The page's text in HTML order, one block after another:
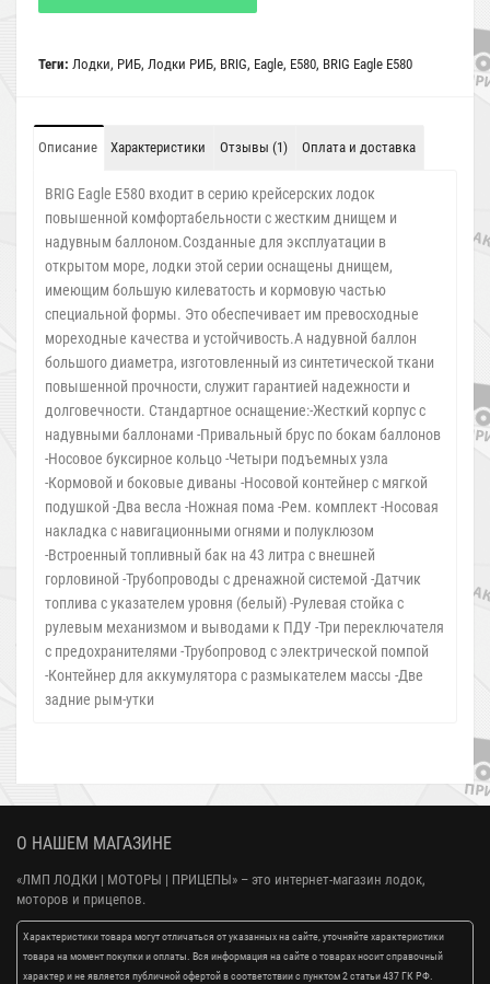
Теги: Лодки, РИБ, Лодки РИБ, BRIG, Eagle, E580, BRIG Eagle E580
Описание Характеристики Отзывы (1) Оплата и доставка
BRIG Eagle E580 входит в серию крейсерских лодок
повышенной комфортабельности с жестким днищем и
надувным баллоном.Созданные для эксплуатации в
открытом море, лодки этой серии оснащены днищем,
имеющим большую килеватость и кормовую частью
специальной формы. Это обеспечивает им превосходные
мореходные качества и устойчивость.А надувной баллон
большого диаметра, изготовленный из синтетической ткани
повышенной прочности, служит гарантией надежности и
долговечности. Стандартное оснащение:-Жесткий корпус с
надувными баллонами -Привальный брус по бокам баллонов
-Носовое буксирное кольцо -Четыри подъемных узла
-Кормовой и боковые диваны -Носовой контейнер с мягкой
подушкой -Два весла -Ножная пома -Рем. комплект -Носовая
накладка с навигационными огнями и полуклюзом
-Встроенный топливный бак на 43 литра с внешней
горловиной -Трубопроводы с дренажной системой -Датчик
топлива с указателем уровня (белый) -Рулевая стойка с
рулевым механизмом и выводами к ПДУ -Три переключателя
с предохранителями -Трубопровод с электрической помпой
-Контейнер для аккумулятора с размыкателем массы -Две
задние рым-утки
О НАШЕМ МАГАЗИНЕ
«ЛМП ЛОДКИ | МОТОРЫ | ПРИЦЕПЫ» – это интернет-магазин лодок,
моторов и прицепов.
Характеристики товара могут отличаться от указанных на сайте, уточняйте характеристики
товара на момент покупки и оплаты. Вся информация на сайте о товарах носит справочный
характер и не является публичной офертой в соответствии с пунктом 2 статьи 437 ГК РФ.